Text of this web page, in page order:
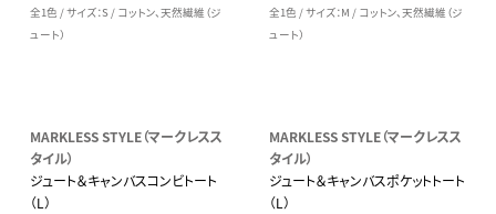
全1色 / サイズ：S / コットン、天然繊維（ジ
ュート）
全1色 / サイズ：M / コットン、天然繊維（ジ
ュート）
MARKLESS STYLE（マークレスス
タイル）
ジュート＆キャンバスコンビトート
（L）
MARKLESS STYLE（マークレスス
タイル）
ジュート＆キャンバスポケットトート
（L）